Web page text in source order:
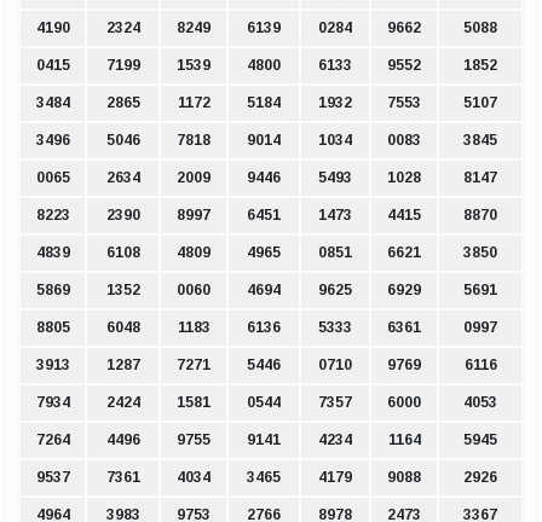
4190 2324 8249 6139 0284 9662 5088
0415 7199 1539 4800 6133 9552 1852
3484 2865 1172 5184 1932 7553 5107
3496 5046 7818 9014 1034 0083 3845
0065 2634 2009 9446 5493 1028 8147
8223 2390 8997 6451 1473 4415 8870
4839 6108 4809 4965 0851 6621 3850
5869 1352 0060 4694 9625 6929 5691
8805 6048 1183 6136 5333 6361 0997
3913 1287 7271 5446 0710 9769 6116
7934 2424 1581 0544 7357 6000 4053
7264 4496 9755 9141 4234 1164 5945
9537 7361 4034 3465 4179 9088 2926
4964 3983 9753 2766 8978 2473 3367